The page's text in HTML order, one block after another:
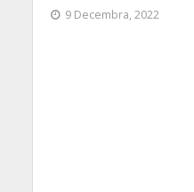
9 Decembra, 2022